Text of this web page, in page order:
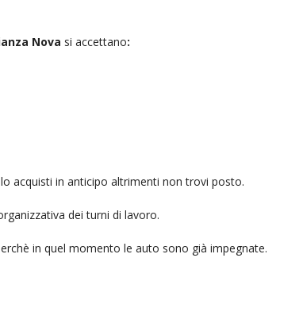
Nova si accettano:
acquisti in anticipo altrimenti non trovi posto.
dei turni di lavoro.
in quel momento le auto sono già impegnate.